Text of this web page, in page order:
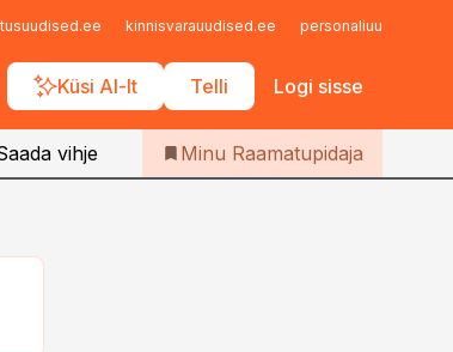
kinnisvarauudised.ee personaliuudised.ee
Küsi AI-lt Telli Logi sisse
Iseteenindus
Telli Raamatupidaja
vihje Minu Raamatupidaja